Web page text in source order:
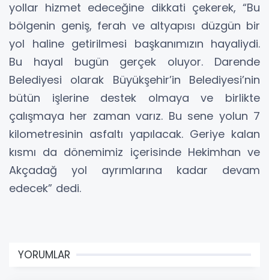
yollar hizmet edeceğine dikkati çekerek, “Bu
bölgenin geniş, ferah ve altyapısı düzgün bir
yol haline getirilmesi başkanımızın hayaliydi.
Bu hayal bugün gerçek oluyor. Darende
Belediyesi olarak Büyükşehir’in Belediyesi’nin
bütün işlerine destek olmaya ve birlikte
çalışmaya her zaman varız. Bu sene yolun 7
kilometresinin asfaltı yapılacak. Geriye kalan
kısmı da dönemimiz içerisinde Hekimhan ve
Akçadağ yol ayrımlarına kadar devam
edecek” dedi.
YORUMLAR